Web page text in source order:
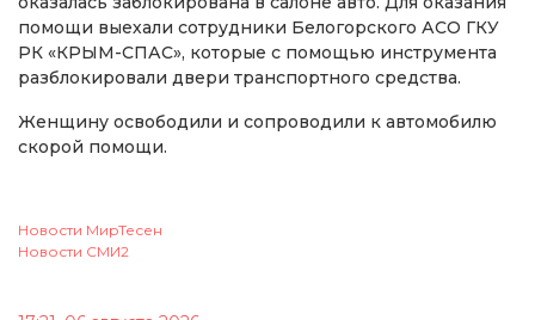
помощи выехали сотрудники Белогорского АСО ГКУ
РК «КРЫМ-СПАС», которые с помощью инструмента
разблокировали двери транспортного средства.
Женщину освободили и сопроводили к автомобилю
скорой помощи.
Новости МирТесен
Новости СМИ2